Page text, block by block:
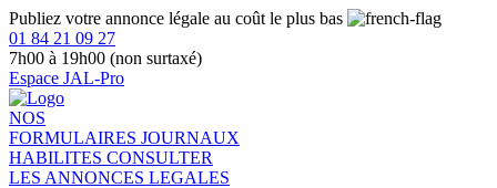
Publiez votre annonce légale au coût le plus bas
01 84 21 09 27
7h00 à 19h00 (non surtaxé)
Espace JAL-Pro
NOS
FORMULAIRES JOURNAUX
HABILITES CONSULTER
LES ANNONCES LEGALES